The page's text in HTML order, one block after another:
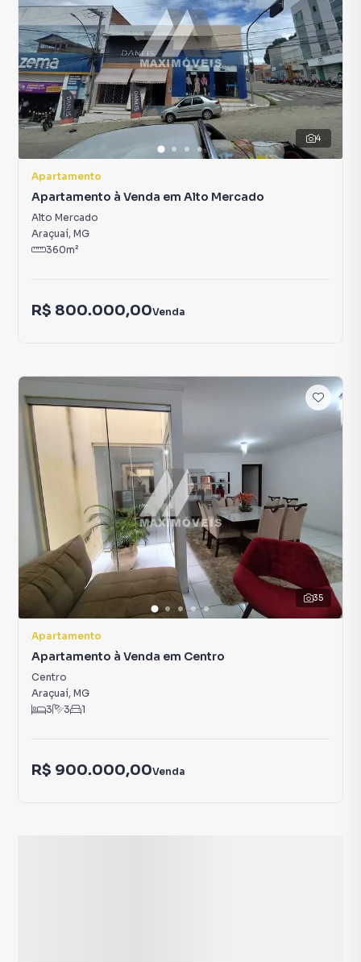
4
Apartamento
Apartamento à Venda em Alto Mercado
Alto Mercado
Araçuaí, MG
360m²
R$ 800.000,00Venda
35
Apartamento
Apartamento à Venda em Centro
Centro
Araçuaí, MG
3
3 1
R$ 900.000,00Venda